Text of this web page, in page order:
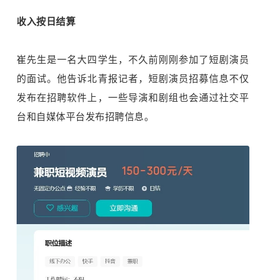
收入按日结算
崔先生是一名大四学生，不久前刚刚参加了短剧演员
的面试。他告诉北青报记者，短剧演员招募信息不仅
发布在招聘软件上，一些导演和剧组也会通过社交平
台和自媒体平台发布招聘信息。